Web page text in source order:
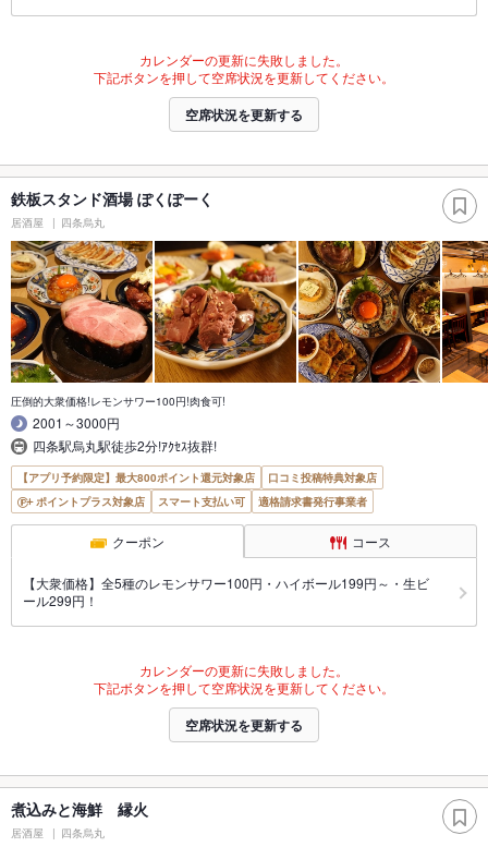
カレンダーの更新に失敗しました。
下記ボタンを押して空席状況を更新してください。
空席状況を更新する
鉄板スタンド酒場 ぽくぽーく
居酒屋 四条烏丸
圧倒的大衆価格!レモンサワー100円!肉食可!
2001～3000円
四条駅烏丸駅徒歩2分!ｱｸｾｽ抜群!
【アプリ予約限定】最大800ポイント還元対象店
口コミ投稿特典対象店
ポイントプラス対象店
スマート支払い可 適格請求書発行事業者
クーポン コース
【大衆価格】全5種のレモンサワー100円・ハイボール199円～・生ビ
ール299円！
カレンダーの更新に失敗しました。
下記ボタンを押して空席状況を更新してください。
空席状況を更新する
煮込みと海鮮 縁火
居酒屋 四条烏丸